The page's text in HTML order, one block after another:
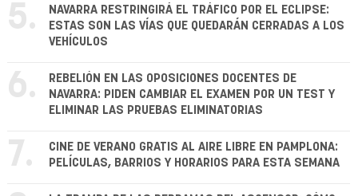
5.
NAVARRA RESTRINGIRÁ EL TRÁFICO POR EL ECLIPSE:
ESTAS SON LAS VÍAS QUE QUEDARÁN CERRADAS A LOS
VEHÍCULOS
6.
REBELIÓN EN LAS OPOSICIONES DOCENTES DE
NAVARRA: PIDEN CAMBIAR EL EXAMEN POR UN TEST Y
ELIMINAR LAS PRUEBAS ELIMINATORIAS
7.
CINE DE VERANO GRATIS AL AIRE LIBRE EN PAMPLONA:
PELÍCULAS, BARRIOS Y HORARIOS PARA ESTA SEMANA